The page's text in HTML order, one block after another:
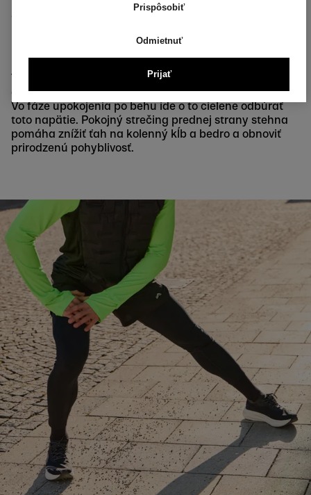
STRANY STEHNA
Predná strana stehna zohráva pri behu hlavnú úlohu.
Toto svalstvo je preto pod vysokým napätím práve pri
dlhších alebo intenzívnejších bežeckých tréningoch.
Vo fáze upokojenia po behu ide o to cielene odbúrať
toto napätie. Pokojný strečing prednej strany stehna
pomáha znížiť ťah na kolenný kĺb a bedro a obnoviť
prirodzenú pohyblivosť.
Prispôsobiť
Odmietnuť
Prijať